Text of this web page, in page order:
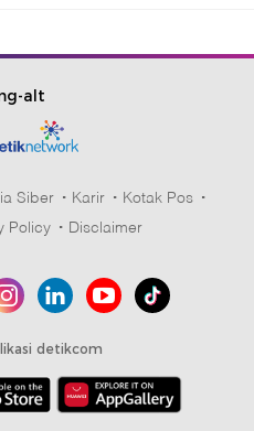
Siber Karir
Kotak Pos
Policy Disclaimer
detikcom